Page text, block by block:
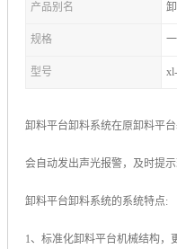
产品别名
规格
型号
卸料平台卸料系统在原卸料平
会自动发出声光报警，及时提
卸料平台卸料系统的系统特点:
1、标准化卸料平台机械结构，